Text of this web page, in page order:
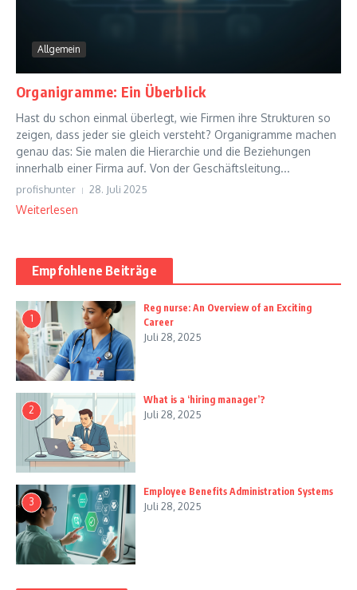
Allgemein
Organigramme: Ein Überblick
Hast du schon einmal überlegt, wie Firmen ihre Strukturen so
zeigen, dass jeder sie gleich versteht? Organigramme machen
genau das: Sie malen die Hierarchie und die Beziehungen
innerhalb einer Firma auf. Von der Geschäftsleitung...
profishunter 28. Juli 2025
Weiterlesen
Empfohlene Beiträge
1
Reg nurse: An Overview of an Exciting
Career
Juli 28, 2025
2
What is a ‘hiring manager’?
Juli 28, 2025
3
Employee Benefits Administration Systems
Juli 28, 2025